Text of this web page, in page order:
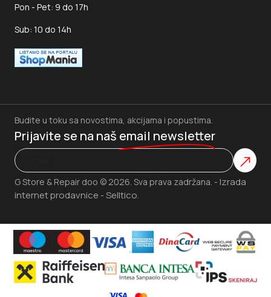
Pon - Pet: 9 do 17h
Sub: 10 do 14h
G Store & Repair doo © 2026. Sva prava zadržana. - Izrada
internet prodavnice - Selltico.
Budite u toku sa novostima, akcijama i popustima.
Prijavite se na naš email newsletter